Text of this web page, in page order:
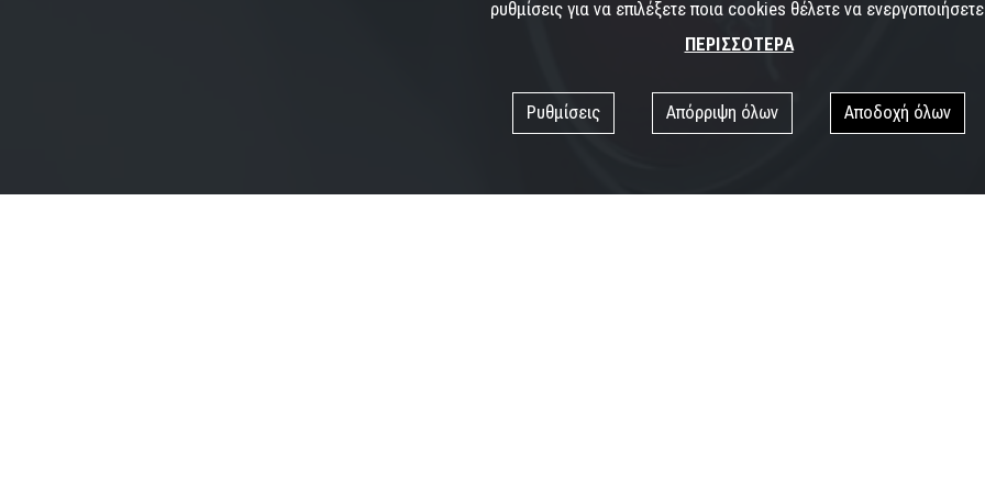
ρυθμίσεις για να επιλέξετε ποια cookies θέλετε να
ΠΕΡΙΣΣΟΤΕΡΑ
Ρυθμίσεις Απόρριψη όλων Αποδοχή όλων